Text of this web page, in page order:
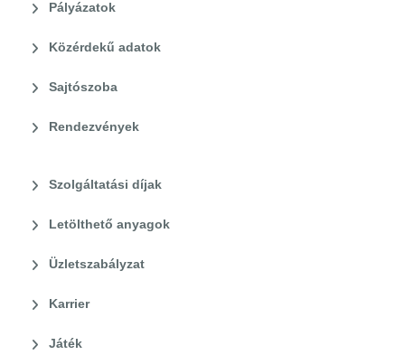
Pályázatok
Közérdekű adatok
Sajtószoba
Rendezvények
Szolgáltatási díjak
Letölthető anyagok
Üzletszabályzat
Karrier
Játék